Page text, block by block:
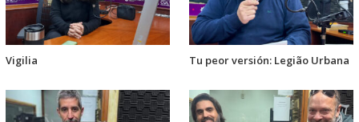
Vigilia Tu peor versión: Legião Urbana